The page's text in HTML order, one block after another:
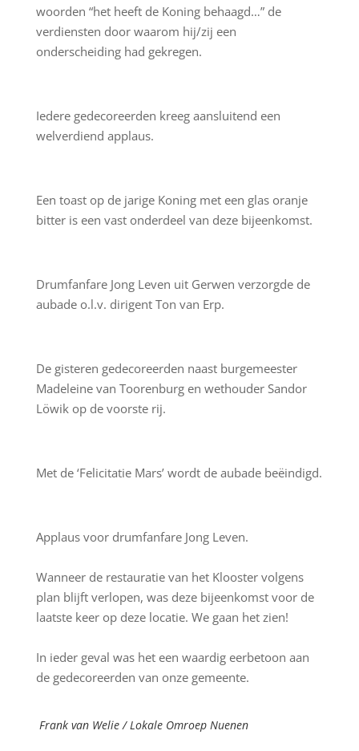
woorden “het heeft de Koning behaagd…” de
verdiensten door waarom hij/zij een
onderscheiding had gekregen.
Iedere gedecoreerden kreeg aansluitend een
welverdiend applaus.
Een toast op de jarige Koning met een glas oranje
bitter is een vast onderdeel van deze bijeenkomst.
Drumfanfare Jong Leven uit Gerwen verzorgde de
aubade o.l.v. dirigent Ton van Erp.
De gisteren gedecoreerden naast burgemeester
Madeleine van Toorenburg en wethouder Sandor
Löwik op de voorste rij.
Met de ‘Felicitatie Mars’ wordt de aubade beëindigd.
Applaus voor drumfanfare Jong Leven.
Wanneer de restauratie van het Klooster volgens
plan blijft verlopen, was deze bijeenkomst voor de
laatste keer op deze locatie. We gaan het zien!
In ieder geval was het een waardig eerbetoon aan
de gedecoreerden van onze gemeente.
Frank van Welie / Lokale Omroep Nuenen